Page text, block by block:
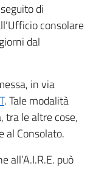
di
consolare
dal
in via
. Tale modalità
tra le altre cose,
al Consolato.
all’A.I.R.E. può